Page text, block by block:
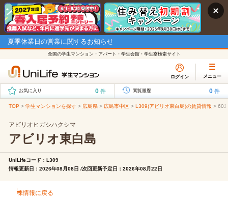
夏季休業日の営業に関するお知らせ
全国の学生マンション・アパート・学生会館・学生寮検索サイト
ログイン メニュー
お気に入り 0 件 閲覧履歴 0 件
TOP > 学生マンションを探す > 広島県 > 広島市中区 > L309(アビリオ東白島)の賃貸情報 > 601
アビリオヒガシハクシマ
アビリオ東白島
UniLifeコード：L309
情報更新日：2026年08月08日 /次回更新予定日：2026年08月22日
棟情報に戻る